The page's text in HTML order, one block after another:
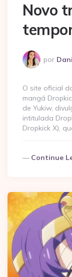
Novo
Postado
por
por Dani
O site oficial
mangá
de Yukiw,
intitulada
Dropkick X),
Continue